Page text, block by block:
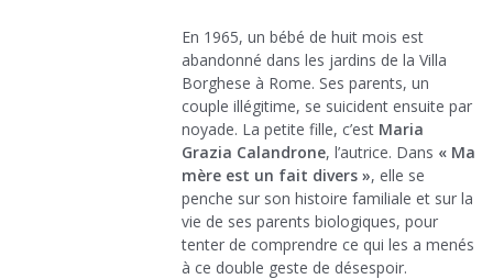
En 1965, un bébé de huit mois est
abandonné dans les jardins de la Villa
Borghese à Rome. Ses parents, un
couple illégitime, se suicident ensuite par
noyade. La petite fille, c’est Maria
Grazia Calandrone, l’autrice. Dans « Ma
mère est un fait divers », elle se
penche sur son histoire familiale et sur la
vie de ses parents biologiques, pour
tenter de comprendre ce qui les a menés
à ce double geste de désespoir.